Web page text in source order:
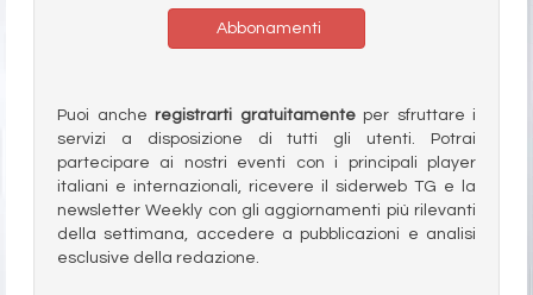
Abbonamenti
Puoi anche registrarti gratuitamenteper sfruttare i
servizi a disposizione di tutti gli utenti. Potrai
partecipare ai nostri eventi con i principali player
italiani e internazionali, ricevere il siderweb TG e la
newsletter Weekly con gli aggiornamenti più rilevanti
della settimana, accedere a pubblicazioni e analisi
esclusive della redazione.